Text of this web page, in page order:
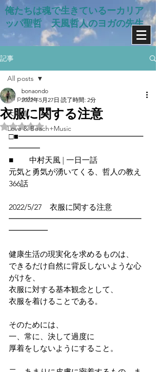
俺たちは魂で生きているー​カリア
ッパ聖哲 天風哲人のヨガの先生
記事
All posts
天風道
Love & Beach+Music
All posts
衣服に関する注意
bonaondo
2022年5月27日 読了時間: 2分
5つ星のうちNaNと評価されています。
□■━━━━━━━━━━━━━━━━
━━━━
■　　中村天風 | 一日一話
元気と勇気が湧いてくる、哲人の教え
366話
2022/5/27　衣服に関する注意
━━━━━━━━━━━━━━━━━
━━━━━
健康生活の現実化を求めるものは、
できるだけ自然に背反しないような心
がけを、
衣服に対する基本観念として、
衣服を着けることである。
そのためには、
一、常に、決して過度に
厚着をしないようにすること。